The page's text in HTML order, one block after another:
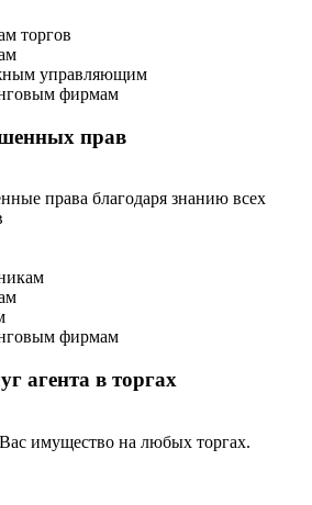
торгов
управляющим
фирмам
прав
права благодаря знанию всех
фирмам
агента в торгах
имущество на любых торгах.